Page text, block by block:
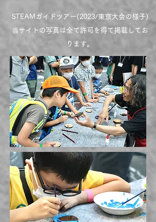
STEAMガイドツアー(2023/東京大会の様子)
当サイトの写真は全て許可を得て掲載してお
ります。